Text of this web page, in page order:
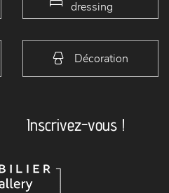
dressing
Décoration
Inscrivez-vous !